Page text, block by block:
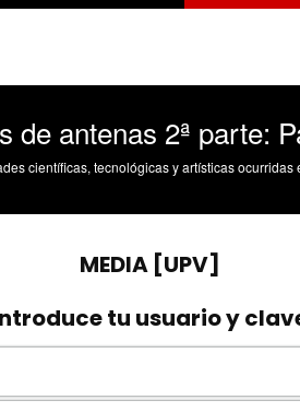
2ª parte:
y artísticas ocurridas en los tres